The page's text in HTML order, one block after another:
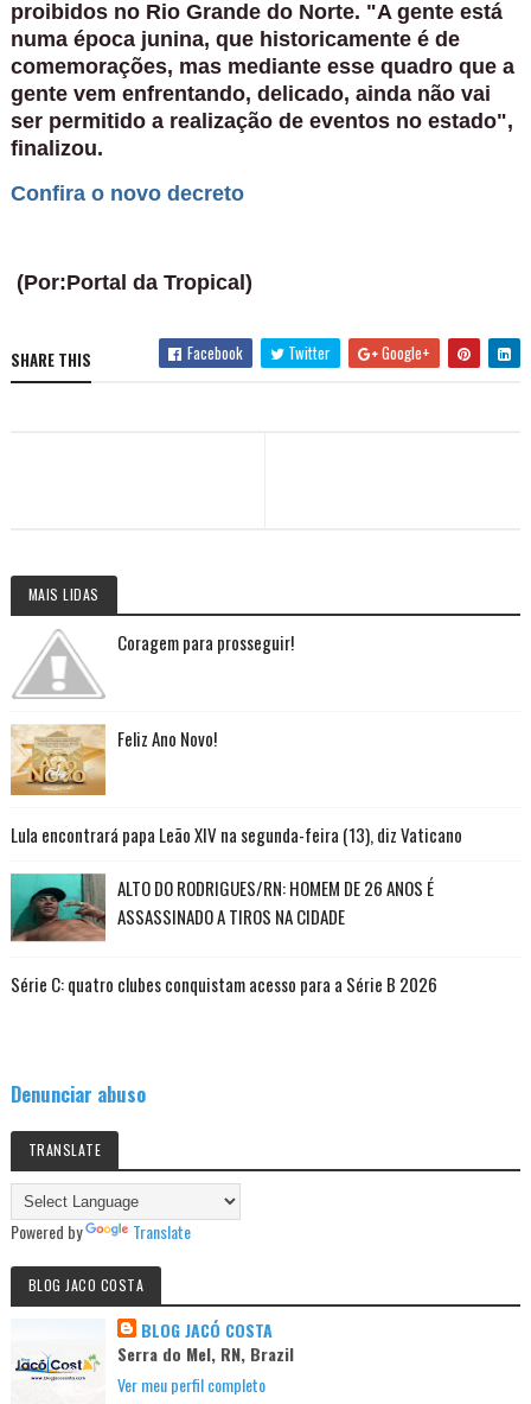
proibidos no Rio Grande do Norte. "A gente está
numa época junina, que historicamente é de
comemorações, mas mediante esse quadro que a
gente vem enfrentando, delicado, ainda não vai
ser permitido a realização de eventos no estado",
finalizou.
Confira o novo decreto
(Por:Portal da Tropical)
SHARE THIS Facebook Twitter Google+
MAIS LIDAS
Coragem para prosseguir!
Feliz Ano Novo!
Lula encontrará papa Leão XIV na segunda-feira (13), diz Vaticano
ALTO DO RODRIGUES/RN: HOMEM DE 26 ANOS É
ASSASSINADO A TIROS NA CIDADE
Série C: quatro clubes conquistam acesso para a Série B 2026
Denunciar abuso
TRANSLATE
Powered by Translate
BLOG JACO COSTA
BLOG JACÓ COSTA
Serra do Mel, RN, Brazil
Ver meu perfil completo